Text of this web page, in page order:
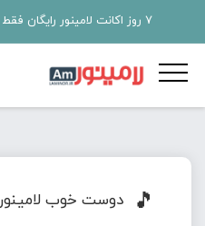
7 روز اکانت لامینور رایگان فقط با ثبت نام در سایت
🎵 دوست خوب لامینور